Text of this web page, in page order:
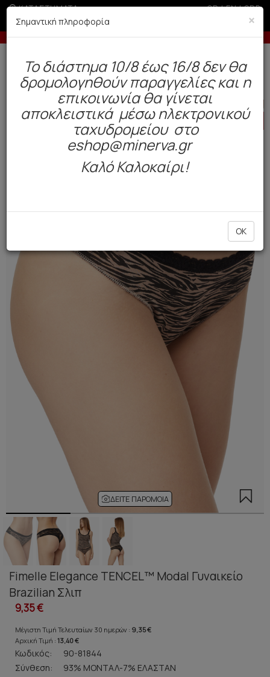
ΚΑΤΑΣΤΗΜΑΤΑ GR|EN|SRB
πιστωτική άνω των 100€ -5% σε παραγγελίες άνω
Δωρεάν αποστολή άνω των 49€. Παράδοση σε 3-5 εργάσιμες.
Γυναίκα Εσώρουχα Everyday Σλιπ
HOT
ΔΕΊΤΕ ΠΑΡΌΜΟΙΑ
Fimelle Elegance TENCEL™ Modal Γυναικείο
Brazilian Σλιπ
9,35 €
Μέγιστη Τιμή Τελευταίων 30 ημερών : 9,35 €
Αρχική Τιμή : 13,40 €
Κωδικός:
90-81844
Σύνθεση:
93% ΜΟΝΤΑΛ-7% ΕΛΑΣΤΑΝ
×
Σημαντική πληροφορία
To διάστημα 10/8 έως 16/8 δεν θα
δρομολογηθούν παραγγελίες και η
επικοινωνία θα γίνεται
αποκλειστικά μέσω ηλεκτρονικού
ταχυδρομείου στο
eshop@minerva.gr
Καλό Καλοκαίρι!
OK